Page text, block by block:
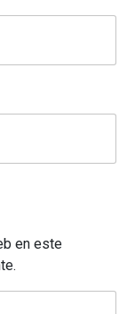
en este